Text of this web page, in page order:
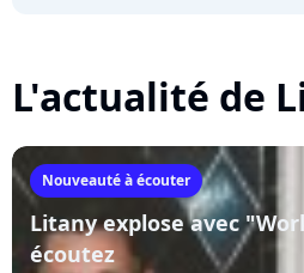
L'actualité de
Nouveauté à écouter
Litany explose avec
écoutez